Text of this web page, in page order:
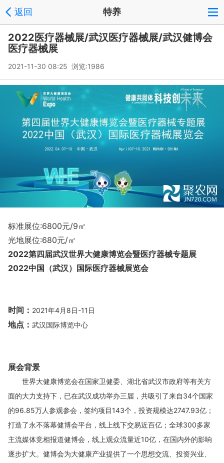
返回 特养
2022医疗器械展/武汉医疗器械展/武汉健博会
医疗器械展
2021-11-30 08:25 浏览:1986
标准展位:6800元/9㎡
光地展位:680元/㎡
2022第四届武汉世界大健康博览会暨医疗器械专题展
2022中国（武汉）国际医疗器械展览会
时间： 2021年4月8日-11日
地点： 武汉国际博览中心
展会背景
世界大健康博览会在国家卫健委、湖北省武汉市政府等有关方
面的大力支持下，已在武汉成功举办三届，共吸引了来自34个国家
的96.85万人参观参会，签约项目143个，投资规模达2747.93亿；
打造了永不落幕健博会平台，线上线下交易近百亿；全球300多家
主流媒体竞相报道健博会，线上观众流量近10亿，在国内外的影响
逐步扩大。健博会为大健康产业提供了一个思想交流、投资兴业、